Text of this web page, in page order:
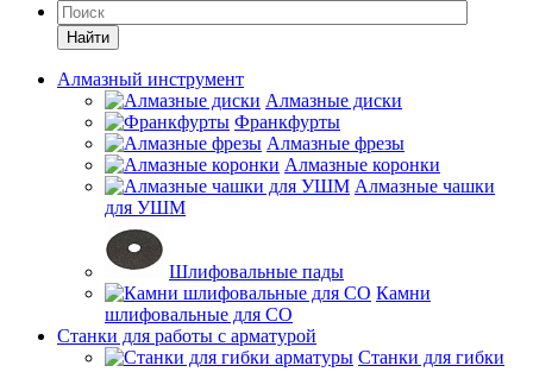
Найти
Алмазный инструмент
Алмазные диски
Франкфурты
Алмазные фрезы
Алмазные коронки
Алмазные чашки
для УШМ
Шлифовальные пады
Камни
шлифовальные для СО
Станки для работы с арматурой
Станки для гибки